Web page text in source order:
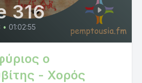
316
• 01:02:55
ο
- Χορός